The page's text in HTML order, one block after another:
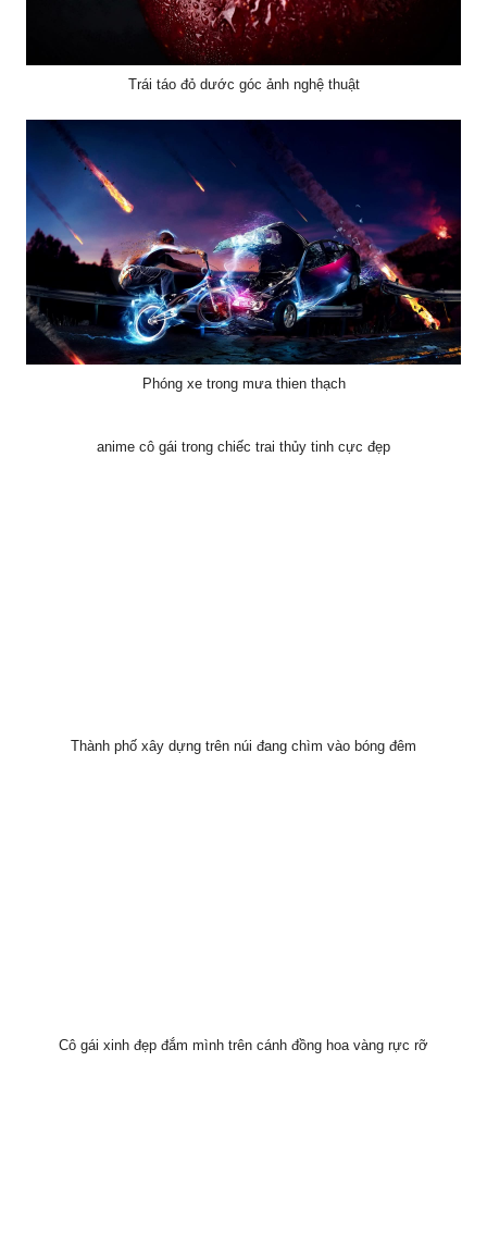
Trái táo đỏ dước góc ảnh nghệ thuật
Phóng xe trong mưa thien thạch
anime cô gái trong chiếc trai thủy tinh cực đẹp
Thành phố xây dựng trên núi đang chìm vào bóng đêm
Cô gái xinh đẹp đắm mình trên cánh đồng hoa vàng rực rỡ